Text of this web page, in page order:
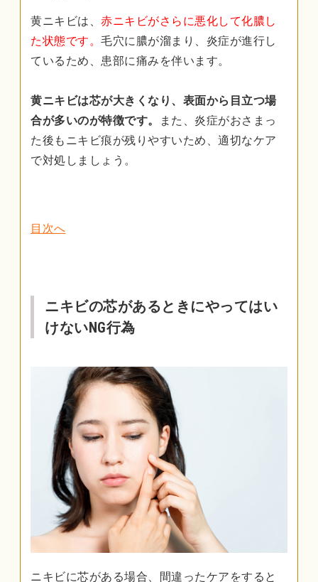
黄ニキビは、 赤ニキビがさらに悪化して化膿し
た状態です。 毛穴に膿が溜まり、炎症が進行し
ているため、患部に痛みを伴います。
黄ニキビは芯が大きくなり、表面から目立つ場
合が多いのが特徴です。
また、炎症がおさまっ
た後もニキビ痕が残りやすいため、適切なケア
で対処しましょう。
目次へ
ニキビの芯があるときにやってはい
けないNG行為
ニキビに芯がある場合、間違ったケアをすると